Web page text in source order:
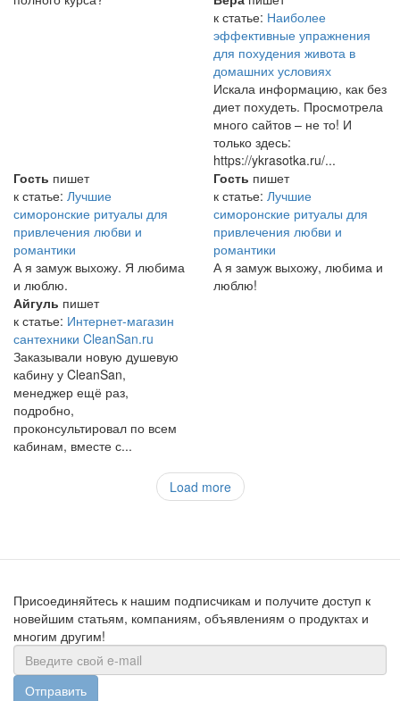
к статье: Наиболее
эффективные упражнения
для похудения живота в
домашних условиях
Искала информацию, как без
диет похудеть. Просмотрела
много сайтов – не то! И
только здесь:
https://ykrasotka.ru/...
Гость пишет
к статье: Лучшие
симоронские ритуалы для
привлечения любви и
романтики
А я замуж выхожу. Я любима
и люблю.
Гость пишет
к статье: Лучшие
симоронские ритуалы для
привлечения любви и
романтики
А я замуж выхожу, любима и
люблю!
Айгуль пишет
к статье: Интернет-магазин
сантехники CleanSan.ru
Заказывали новую душевую
кабину у CleanSan,
менеджер ещё раз,
подробно,
проконсультировал по всем
кабинам, вместе с...
Load more
Присоединяйтесь к нашим подписчикам и получите доступ к
новейшим статьям, компаниям, объявлениям о продуктах и
многим другим!
Отправить